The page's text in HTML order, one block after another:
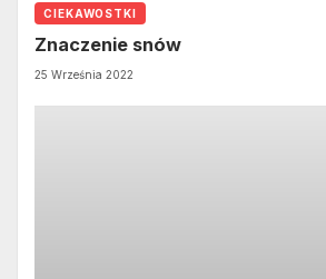
CIEKAWOSTKI
Znaczenie snów
25 Września 2022